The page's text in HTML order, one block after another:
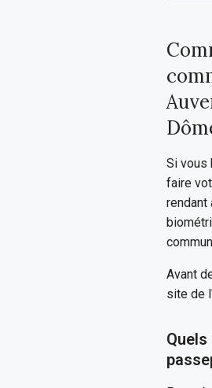
Si vous
faire
Avant
site de